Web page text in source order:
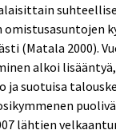
(Matala 2000).
alkoi
ja suotuisa
lähtien